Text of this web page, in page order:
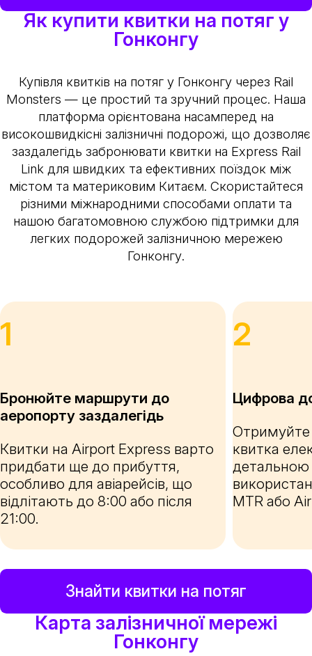
Як купити квитки на потяг у
Гонконгу
Купівля квитків на потяг у Гонконгу через Rail
Monsters — це простий та зручний процес. Наша
платформа орієнтована насамперед на
високошвидкісні залізничні подорожі, що дозволяє
заздалегідь забронювати квитки на Express Rail
Link для швидких та ефективних поїздок між
містом та материковим Китаєм. Скористайтеся
різними міжнародними способами оплати та
нашою багатомовною службою підтримки для
легких подорожей залізничною мережею
Гонконгу.
1
Бронюйте маршрути до
аеропорту заздалегідь
Квитки на Airport Express варто
придбати ще до прибуття,
особливо для авіарейсів, що
відлітають до 8:00 або після
21:00.
2
Цифрова
Отримуйте
квитка
детальною
MTR або
Знайти квитки на потяг
Карта залізничної мережі
Гонконгу